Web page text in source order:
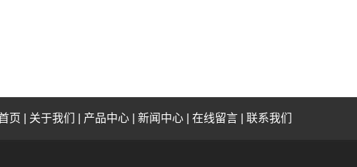
页 关于我们 产品中心 新闻中心 在线留言 联系我们